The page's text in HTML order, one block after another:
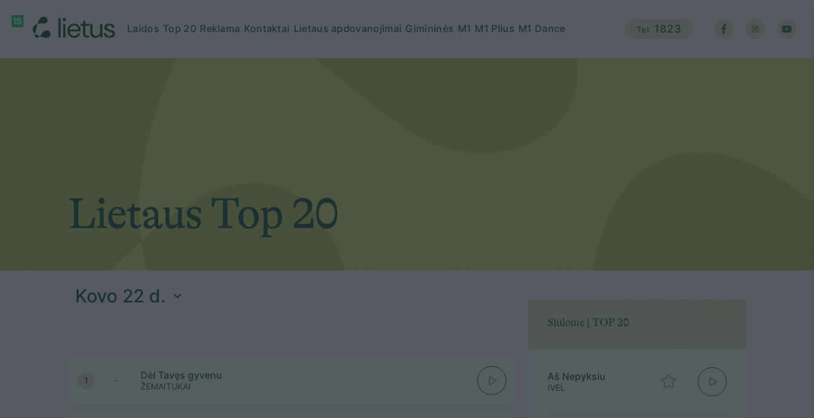
Laidos Top 20 Reklama Kontaktai Lietaus apdovanojimai Gimininės M1 M1 Plius M1 Dance Tel. 1823
Lietaus Top 20
Kovo 22 d.
1 - Dėl Tavęs gyvenu
ŽEMAITUKAI
Siūlome į TOP 20
Aš Nepyksiu
IVEL